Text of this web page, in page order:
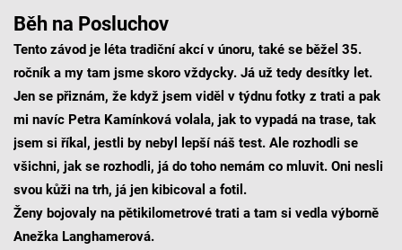
Běh na Posluchov
Tento závod je léta tradiční akcí v únoru, také se běžel 35.
ročník a my tam jsme skoro vždycky. Já už tedy desítky let.
Jen se přiznám, že když jsem viděl v týdnu fotky z trati a pak
mi navíc Petra Kamínková volala, jak to vypadá na trase, tak
jsem si říkal, jestli by nebyl lepší náš test. Ale rozhodli se
všichni, jak se rozhodli, já do toho nemám co mluvit. Oni nesli
svou kůži na trh, já jen kibicoval a fotil.
Ženy bojovaly na pětikilometrové trati a tam si vedla výborně
Anežka Langhamerová.